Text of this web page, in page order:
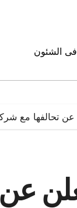
الشئون
عن تحالفها مع